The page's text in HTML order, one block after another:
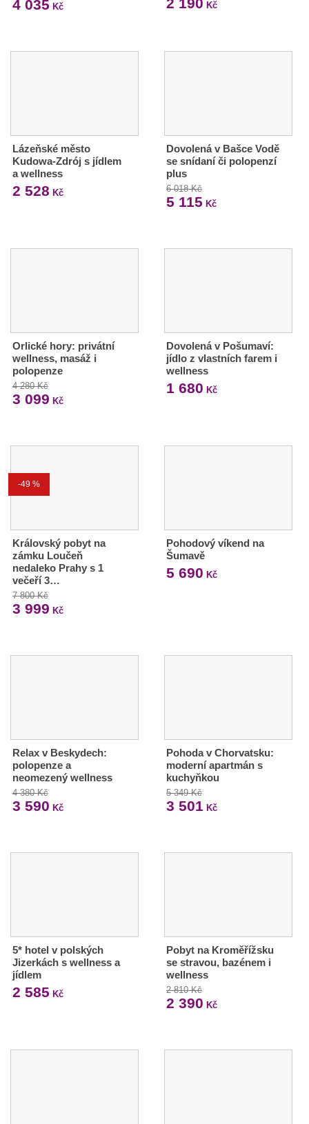
4 035 Kč Kč
Lázeňské město
Kudowa-Zdrój s jídlem
a wellness
2 528 Kč
Dovolená v Bašce Vodě
se snídaní či polopenzí
plus
6 018 Kč
5 115 Kč
Orlické hory: privátní
wellness, masáž i
polopenze
4 280 Kč
3 099 Kč
Dovolená v Pošumaví:
jídlo z vlastních farem i
wellness
1 680 Kč
-49 %
Královský pobyt na
zámku Loučeň
nedaleko Prahy s 1
večeří 3…
7 800 Kč
3 999 Kč
Pohodový víkend na
Šumavě
5 690 Kč
Relax v Beskydech:
polopenze a
neomezený wellness
4 380 Kč
3 590 Kč
Pohoda v Chorvatsku:
moderní apartmán s
kuchyňkou
5 349 Kč
3 501 Kč
5* hotel v polských
Jizerkách s wellness a
jídlem
2 585 Kč
Pobyt na Kroměřížsku
se stravou, bazénem i
wellness
2 810 Kč
2 390 Kč